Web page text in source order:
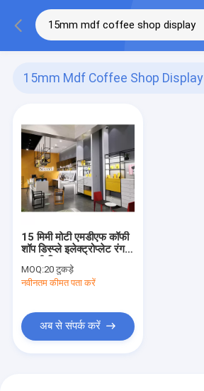
15mm Mdf Coffee Shop Display
15 मिमी मोटी एमडीएफ कॉफी
शॉप डिस्प्ले इलेक्ट्रोप्लेट रंग
लकड़ी लिबास:
MOQ:20 टुकड़े
नवीनतम कीमत पता करें
अब से संपर्क करें